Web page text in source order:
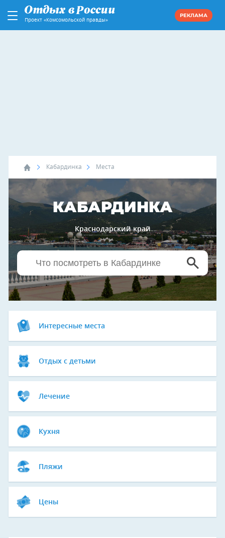
Проект «Комсомольской правды»
РЕКЛАМА
Кабардинка Места
КАБАРДИНКА
Краснодарский край
Интересные места
Отдых с детьми
Лечение
Кухня
Пляжи
Цены